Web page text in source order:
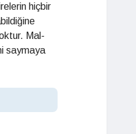
hiçbir
Mal-
saymaya